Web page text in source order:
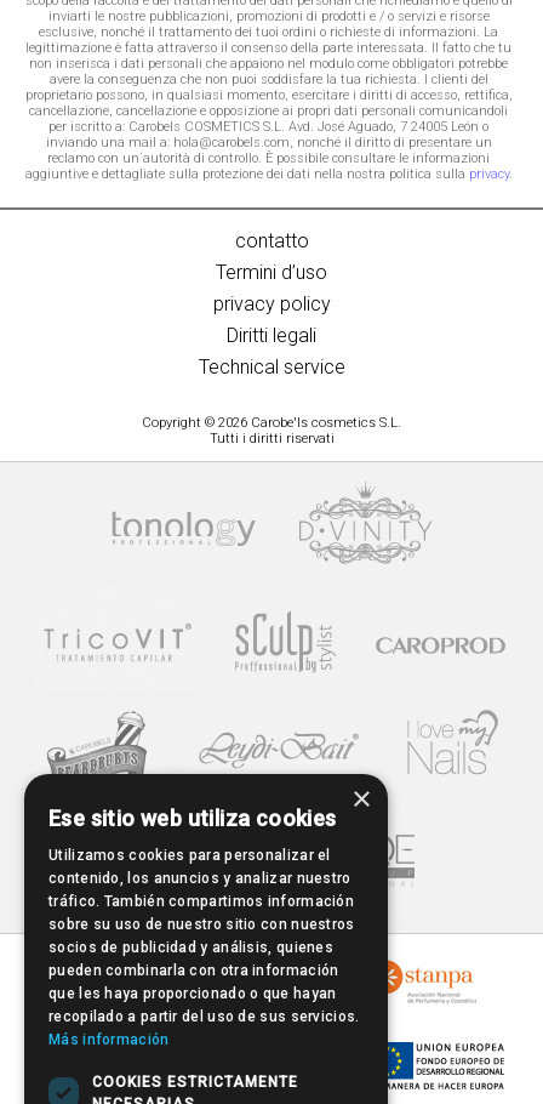
inviarti le nostre pubblicazioni, promozioni di prodotti e / o servizi e risorse
esclusive, nonché il trattamento dei tuoi ordini o richieste di informazioni. La
legittimazione è fatta attraverso il consenso della parte interessata. Il fatto che tu
non inserisca i dati personali che appaiono nel modulo come obbligatori potrebbe
avere la conseguenza che non puoi soddisfare la tua richiesta. I clienti del
proprietario possono, in qualsiasi momento, esercitare i diritti di accesso, rettifica,
cancellazione, cancellazione e opposizione ai propri dati personali comunicandoli
per iscritto a: Carobels COSMETICS S.L. Avd. José Aguado, 7 24005 León o
inviando una mail a: hola@carobels.com, nonché il diritto di presentare un
reclamo con un´autorità di controllo. È possibile consultare le informazioni
aggiuntive e dettagliate sulla protezione dei dati nella nostra politica sulla privacy.
contatto
Termini d’uso
privacy policy
Diritti legali
Technical service
Copyright © 2026 Carobe'ls cosmetics S.L.
Tutti i diritti riservati
×
Ese sitio web utiliza cookies
Utilizamos cookies para personalizar el
contenido, los anuncios y analizar nuestro
tráfico. También compartimos información
sobre su uso de nuestro sitio con nuestros
socios de publicidad y análisis, quienes
pueden combinarla con otra información
que les haya proporcionado o que hayan
recopilado a partir del uso de sus servicios.
Más información
COOKIES ESTRICTAMENTE